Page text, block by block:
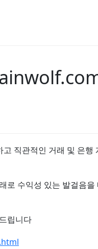
직관적인 거래 및 은
로 수익성 있는 발걸음
립니다